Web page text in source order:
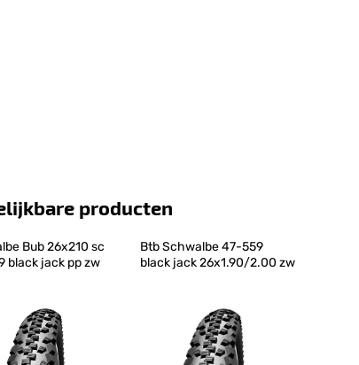
producten
Bub 26x210 sc
black jack pp zw
Btb Schwalbe 47-559
black jack 26x1.90/2.00 zw